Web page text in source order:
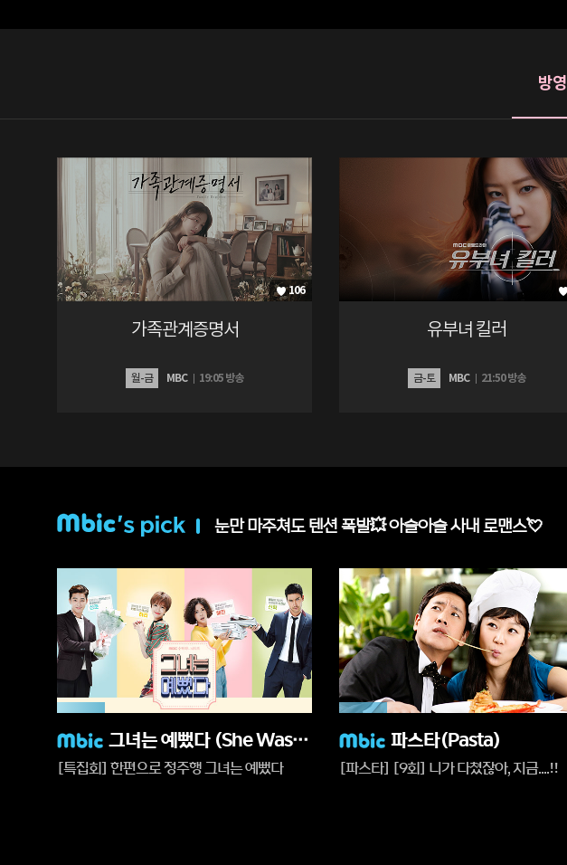
방영
방
영
드
마
106
가족관계증명서
월-금 MBC 19:05 방송
유부녀 킬러
금-토 MBC 21:50 방송
눈만 마주쳐도 텐션 폭발💥 아슬아슬 사내 로맨스💘
그녀는 예뻤다 (She Was Pretty)
[특집회] 한편으로 정주행 그녀는 예뻤다
17%
재
생
중
파스타(Pasta)
[파스타] [9회] 니가 다쳤잖아, 지금....!!
17%
재
생
중